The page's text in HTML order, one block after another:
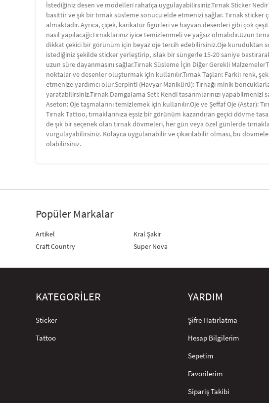
İstediğiniz desen ve modelleri rahatça uygulayabilirsiniz.Tırnak Sticker
basittir ve şık bir tırnak süsleme sonucu elde etmenizi sağlar. Tırnak
almaktadır. Ayrıca, çiçek, karikatür figürleri ve hayvan desenleri gibi çok
nasıl yapılacağı:Tırnaklarınız iyice temizlenmeli ve yağsız
dikkat çekici bir görünüm için beyaz oje tercih edebilirsiniz.Oje kuruduktan
istediğiniz şekilde sticker yerleştirip, ıslak bir süngerle 15-20 saniye
uzun süre dayanmasını sağlar.Tırnak Süsleme İçin Diğer Gerekli
noktalar ve desenler oluşturmak için kullanılır.Tırnak Taşları: Farklı renk,
etmenize yardımcı olur.Serpinti (Havyar Manikürü): Tırnağı minik
yaratabilirsiniz.Tırnak Damgalama Seti: Kendi tasarımlarınızı
Aseton: Oje taşmalarını temizlemek için kullanılır.Oje ve Şeffaf Oje (Astar):
Tırnak Tattoo, tırnaklarınıza eşsiz bir görünüm kazandıran geçici dövme
de şık bir seçenek olan tırnak dövmeleri, her gün veya özel günlerde
vurgulayabilirsiniz. Kolayca uygulanabilir ve çıkarılabilir olması, bu
olabilirsiniz.
Popüler Markalar
Artikel
Craft Country
Kral Şakir
Super Nova
KATEGORİLER
Sticker
Tattoo
YARDIM
Şifre Hatırlatma
Hesap Bilgilerim
Sepetim
Favorilerim
Sipariş Takibi